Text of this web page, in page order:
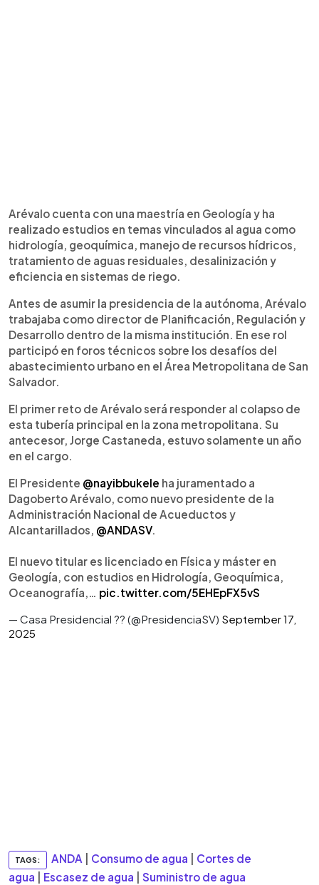
Arévalo cuenta con una maestría en Geología y ha
realizado estudios en temas vinculados al agua como
hidrología, geoquímica, manejo de recursos hídricos,
tratamiento de aguas residuales, desalinización y
eficiencia en sistemas de riego.
Antes de asumir la presidencia de la autónoma, Arévalo
trabajaba como director de Planificación, Regulación y
Desarrollo dentro de la misma institución. En ese rol
participó en foros técnicos sobre los desafíos del
abastecimiento urbano en el Área Metropolitana de San
Salvador.
El primer reto de Arévalo será responder al colapso de
esta tubería principal en la zona metropolitana. Su
antecesor, Jorge Castaneda, estuvo solamente un año
en el cargo.
El Presidente @nayibbukele ha juramentado a
Dagoberto Arévalo, como nuevo presidente de la
Administración Nacional de Acueductos y
Alcantarillados, @ANDASV.
El nuevo titular es licenciado en Física y máster en
Geología, con estudios en Hidrología, Geoquímica,
Oceanografía,… pic.twitter.com/5EHEpFX5vS
— Casa Presidencial ?? (@PresidenciaSV) September 17,
2025
TAGS: ANDA Consumo de agua
Cortes de
agua
Escasez de agua Suministro de agua